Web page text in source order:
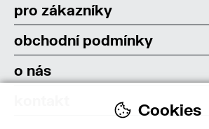
pro zákazníky
obchodní podmínky
o nás
Cookies